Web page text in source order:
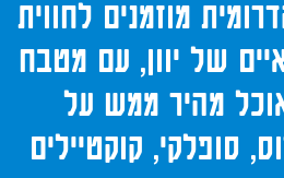
מוזמנים לחווית
של יוון, עם מטבח
אוכל מהיר ממש על
סופלקי, קוקטיילים